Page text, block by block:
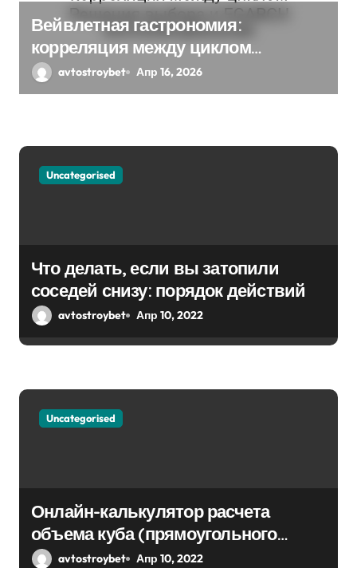
и
я
Вейвлетная гастрономия:
корреляция между циклом
Решения выбора и EGARCH
экспоненциальная
avtostroybet Апр 16, 2026
Uncategorised
Что делать, если вы затопили
соседей снизу: порядок действий
avtostroybet Апр 10, 2022
Uncategorised
Онлайн-калькулятор расчета
объема куба (прямоугольного
парралепипеда)
avtostroybet Апр 10, 2022